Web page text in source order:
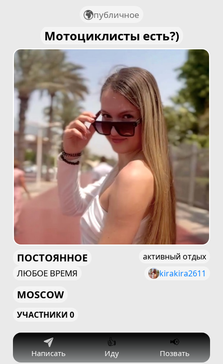
публичное
Мотоциклисты есть?)
ПОСТОЯННОЕ
ЛЮБОЕ ВРЕМЯ
активный отдых
kirakira2611
MOSCOW
УЧАСТНИКИ 0
Написать
👍
Иду
📢
Позвать